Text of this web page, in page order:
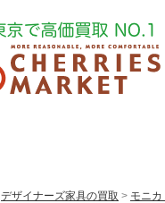
デザイナーズ家具の買取 > モニ